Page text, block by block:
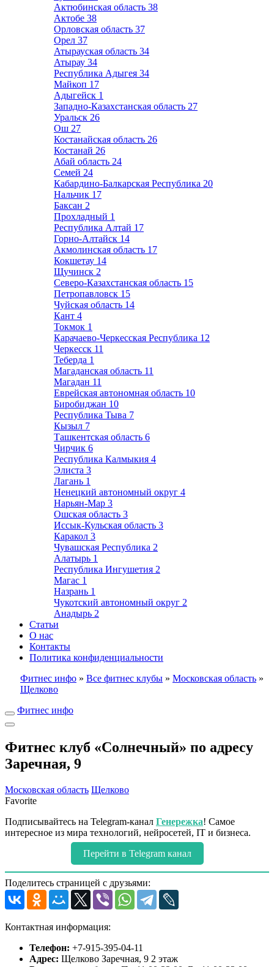
Актюбинская область 38
Актобе 38
Орловская область 37
Орел 37
Атырауская область 34
Атырау 34
Республика Адыгея 34
Майкоп 17
Адыгейск 1
Западно-Казахстанская область 27
Уральск 26
Ош 27
Костанайская область 26
Костанай 26
Абай область 24
Семей 24
Кабардино-Балкарская Республика 20
Нальчик 17
Баксан 2
Прохладный 1
Республика Алтай 17
Горно-Алтайск 14
Акмолинская область 17
Кокшетау 14
Щучинск 2
Северо-Казахстанская область 15
Петропавловск 15
Чуйская область 14
Кант 4
Токмок 1
Карачаево-Черкесская Республика 12
Черкесск 11
Теберда 1
Магаданская область 11
Магадан 11
Еврейская автономная область 10
Биробиджан 10
Республика Тыва 7
Кызыл 7
Ташкентская область 6
Чирчик 6
Республика Калмыкия 4
Элиста 3
Лагань 1
Ненецкий автономный округ 4
Нарьян-Мар 3
Ошская область 3
Иссык-Кульская область 3
Каракол 3
Чувашская Республика 2
Алатырь 1
Республика Ингушетия 2
Магас 1
Назрань 1
Чукотский автономный округ 2
Анадырь 2
Статьи
О нас
Контакты
Политика конфиденциальности
Фитнес инфо » Все фитнес клубы » Московская область »
Щелково
Фитнес инфо
Фитнес клуб «Солнечный» по адресу
Заречная, 9
Московская область Щелково
Favorite
Подписывайтесь на Telegram-канал Генережка! Самое
интересное из мира технологий, нейросетей, IT и бизнеса.
Перейти в Telegram канал
Поделитесь страницей с друзьями:
Контактная информация:
Телефон: +7-915-395-04-11
Адрес: Щелково Заречная, 9 2 этаж